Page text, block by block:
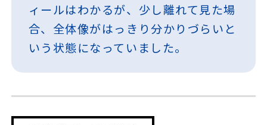
ィールはわかるが、少し離れて見た場
合、全体像がはっきり分かりづらいと
いう状態になっていました。